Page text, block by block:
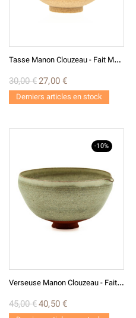
T
Asse Manon Clouzeau - Fait Main T24-8
30,00 € 27,00 €
Derniers articles en stock
V
Erseuse Manon Clouzeau - Fait Main V8
45,00 €
-10%
40,50 €